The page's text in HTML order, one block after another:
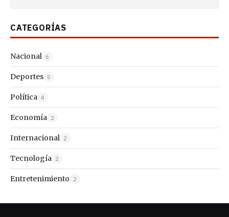
CATEGORÍAS
Nacional 6
Deportes 5
Política 4
Economía 2
Internacional 2
Tecnología 2
Entretenimiento 2